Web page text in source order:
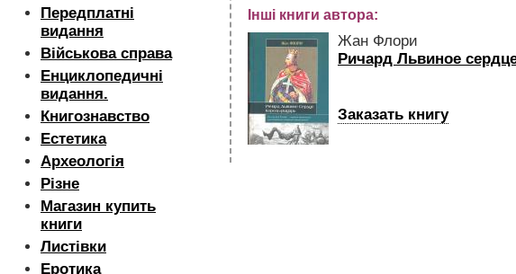
Передплатні
видання
Військова справа
Енциклопедичні
видання.
Книгознавство
Естетика
Археологія
Різне
Магазин купить
книги
Листівки
Еротика
Інші книги автора:
Жан Флори
Ричард Львиное
Заказать книгу